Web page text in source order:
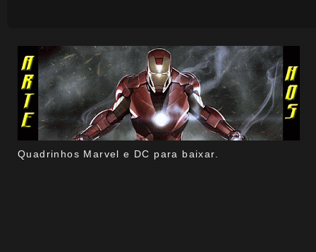
Quadrinhos Marvel e DC para baixar.